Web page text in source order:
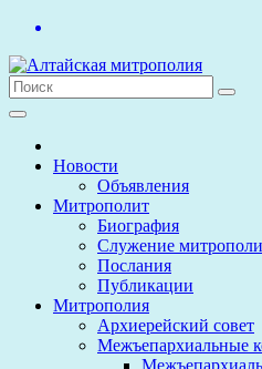
Перейти
содержимому
Новости
Объявления
Митрополит
Биография
Служение
Послания
Публикации
Митрополия
Архиерейский совет
Межъепархиальные